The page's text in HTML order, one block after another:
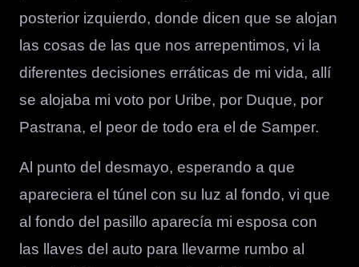
posterior izquierdo, donde dicen que se alojan
las cosas de las que nos arrepentimos, vi la
diferentes decisiones erráticas de mi vida, allí
se alojaba mi voto por Uribe, por Duque, por
Pastrana, el peor de todo era el de Samper.
Al punto del desmayo, esperando a que
apareciera el túnel con su luz al fondo, vi que
al fondo del pasillo aparecía mi esposa con
las llaves del auto para llevarme rumbo al